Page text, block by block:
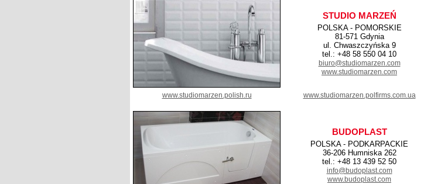
STUDIO MARZEŃ
POLSKA - POMORSKIE
81-571 Gdynia
ul. Chwaszczyńska 9
tel.: +48 58 550 04 10
biuro@studiomarzen.com
www.studiomarzen.com
www.studiomarzen.polish.ru www.studiomarzen.polfirms.com.ua
BUDOPLAST
POLSKA - PODKARPACKIE
36-206 Humniska 262
tel.: +48 13 439 52 50
info@budoplast.com
www.budoplast.com